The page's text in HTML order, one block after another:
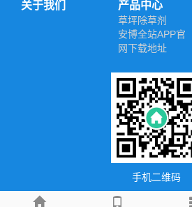
关于我们 产品中心
草坪除草剂
安博全站APP官
网下载地址
手机二维码